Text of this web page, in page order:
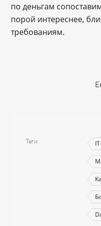
по деньгам
порой интереснее,
требованиям.
Теги